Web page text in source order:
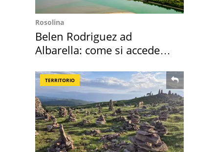
Rosolina
Belen Rodriguez ad
Albarella: come si accede
TERRITORIO